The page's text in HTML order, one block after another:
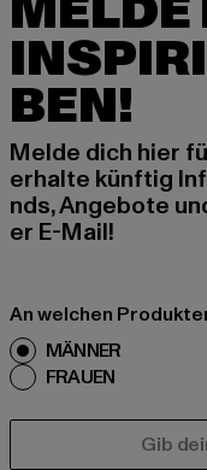
BEN!
Melde dich hier
erhalte künftig
nds, Angebote
er E-Mail!
An welchen
MÄNNER
FRAUEN